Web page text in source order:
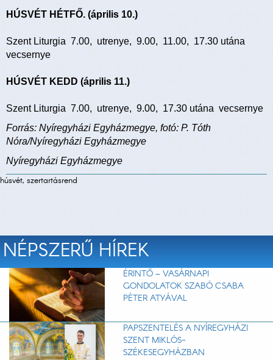
HÚSVÉT HÉTFŐ. (április 10.)
Szent Liturgia 7.00, utrenye, 9.00, 11.00, 17.30 utána
vecsernye
HÚSVÉT KEDD (április 11.)
Szent Liturgia 7.00, utrenye, 9.00, 17.30 utána vecsernye
Forrás: Nyíregyházi Egyházmegye, fotó: P. Tóth
Nóra/Nyíregyházi Egyházmegye
Nyíregyházi Egyházmegye
húsvét, szertartásrend
NÉPSZERŰ HÍREK
ÉRINTŐ – VASÁRNAPI
GONDOLATOK SZABÓ CSABA
PÉTER ATYÁVAL
PAPSZENTELÉS A NYÍREGYHÁZI
SZENT MIKLÓS-
SZÉKESEGYHÁZBAN